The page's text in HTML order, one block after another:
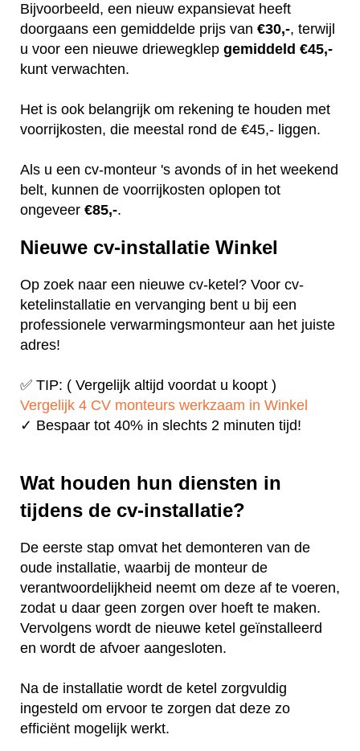
Bijvoorbeeld, een nieuw expansievat heeft
doorgaans een gemiddelde prijs van €30,-, terwijl
u voor een nieuwe driewegklep gemiddeld €45,-
kunt verwachten.
Het is ook belangrijk om rekening te houden met
voorrijkosten, die meestal rond de €45,- liggen.
Als u een cv-monteur 's avonds of in het weekend
belt, kunnen de voorrijkosten oplopen tot
ongeveer €85,-.
Nieuwe cv-installatie Winkel
Op zoek naar een nieuwe cv-ketel? Voor cv-
ketelinstallatie en vervanging bent u bij een
professionele verwarmingsmonteur aan het juiste
adres!
✅ TIP: ( Vergelijk altijd voordat u koopt )
Vergelijk 4 CV monteurs werkzaam in Winkel
✓ Bespaar tot 40% in slechts 2 minuten tijd!
Wat houden hun diensten in
tijdens de cv-installatie?
De eerste stap omvat het demonteren van de
oude installatie, waarbij de monteur de
verantwoordelijkheid neemt om deze af te voeren,
zodat u daar geen zorgen over hoeft te maken.
Vervolgens wordt de nieuwe ketel geïnstalleerd
en wordt de afvoer aangesloten.
Na de installatie wordt de ketel zorgvuldig
ingesteld om ervoor te zorgen dat deze zo
efficiënt mogelijk werkt.